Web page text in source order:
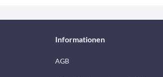
Informationen
AGB